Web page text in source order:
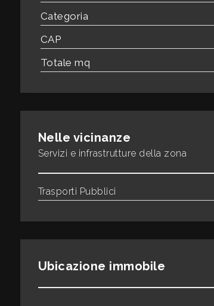
Categoria
CAP
Totale mq
Nelle vicinanze
Servizi e infrastrutture della zona
Trasporti Pubblici
Ubicazione immobile
Bagni
minimi
Qualsiasi